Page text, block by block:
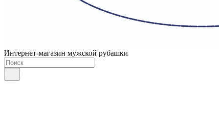
Интернет-магазин мужской рубашки